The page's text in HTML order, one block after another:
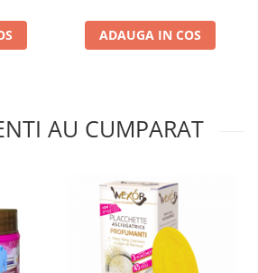
ADAUGA IN COS
AU CUMPARAT